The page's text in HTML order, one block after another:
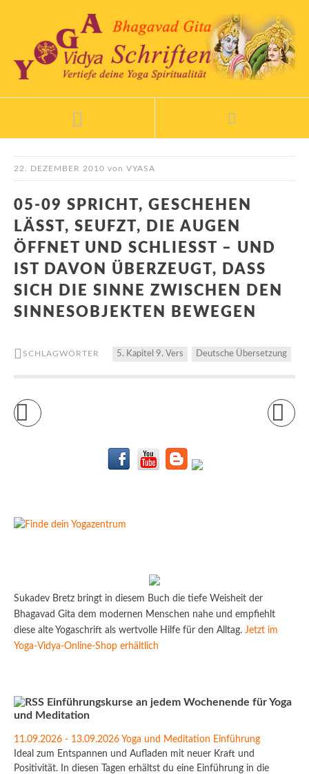
22. DEZEMBER 2010 von VYASA
05-09 SPRICHT, GESCHEHEN
LÄSST, SEUFZT, DIE AUGEN
ÖFFNET UND SCHLIESST – UND I
ST DAVON ÜBERZEUGT, DASS S
ICH DIE SINNE ZWISCHEN DEN S
INNESOBJEKTEN BEWEGEN
SCHLAGWÖRTER 5. Kapitel 9. Vers Deutsche Übersetzung
Sukadev Bretz bringt in diesem Buch die tiefe Weisheit der
Bhagavad Gita dem modernen Menschen nahe und empfiehlt
diese alte Yogaschrift als wertvolle Hilfe für den Alltag. Jetzt im
Yoga-Vidya-Online-Shop erhältlich
Einführungskurse an jedem Wochenende für Yoga
und Meditation
11.09.2026 - 13.09.2026 Yoga und Meditation Einführung
Ideal zum Entspannen und Aufladen mit neuer Kraft und
Positivität. In diesen Tagen erhältst du eine Einführung in die